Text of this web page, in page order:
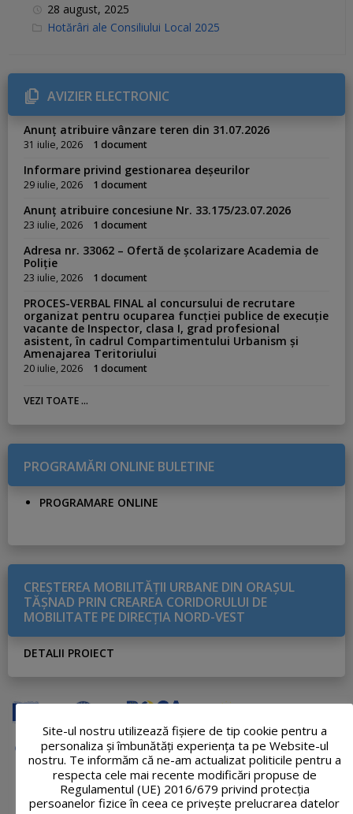
28 august, 2025
C
r
i
e
s
Hotărâri ale Consiliului Local 2025
AVIZIER ELECTRONIC
Anunț atribuire vânzare teren din 31.07.2026
31 iulie, 2026 1 document
Informare privind gestionarea deșeurilor
29 iulie, 2026 1 document
Anunț atribuire concesiune Nr. 33.175/23.07.2026
23 iulie, 2026 1 document
Adresa nr. 33062 – Ofertă de școlarizare Academia de
Poliție
23 iulie, 2026 1 document
PROCES-VERBAL FINAL al concursului de recrutare
organizat pentru ocuparea funcției publice de execuție
vacante de Inspector, clasa I, grad profesional
asistent, în cadrul Compartimentului Urbanism și
Amenajarea Teritoriului
20 iulie, 2026 1 document
VEZI TOATE ...
PROGRAMĂRI ONLINE BULETINE
PROGRAMARE ONLINE
CREŞTEREA MOBILITĂŢII URBANE DIN ORAŞUL
TĂŞNAD PRIN CREAREA CORIDORULUI DE
MOBILITATE PE DIRECŢIA NORD-VEST
DETALII PROIECT
Site-ul nostru utilizează fişiere de tip cookie pentru a
personaliza și îmbunătăți experiența ta pe Website-ul
nostru. Te informăm că ne-am actualizat politicile pentru a
respecta cele mai recente modificări propuse de
Regulamentul (UE) 2016/679 privind protecția
persoanelor fizice în ceea ce privește prelucrarea datelor